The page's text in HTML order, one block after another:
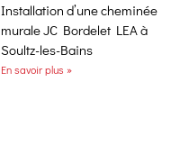
Installation d’une cheminée
murale JC Bordelet LEA à
Soultz-les-Bains
En savoir plus »